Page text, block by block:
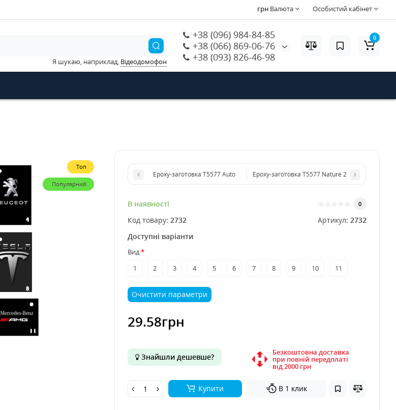
Особистий кабінет
грн Валюта
+38 (096) 984-84-85
+38 (066) 869-06-76
+38 (093) 826-46-98
Я шукаю, наприклад, Відеодомофон
0
Топ
Популярний
Epoxy-заготовка Т5577 Auto Epoxy-заготовка Т5577 Nature 2
В наявності 0
Код товару: 2732 Артикул: 2732
Доступні варіанти
Вид
1
2 3 4 5 6 7 8 9 10 11
Очистити параметри
29.58грн
Знайшли дешевше? Безкоштовна доставка
при повній передплаті
вiд 2000 грн
Купити В 1 клик